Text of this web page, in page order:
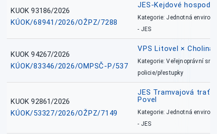
KUOK 93186/2026
KÚOK/68941/2026/OŽPZ/7288
JES-Kejdové
Kategorie: Jednotná
- JES
KUOK 94267/2026
KÚOK/83346/2026/OMPSČ-P/537
VPS Litovel ×
Kategorie: Veřejnoprávní
policie/přestupky
KUOK 92861/2026
KÚOK/53327/2026/OŽPZ/7149
JES Tramvajová trať
Povel
Kategorie: Jednotná
- JES